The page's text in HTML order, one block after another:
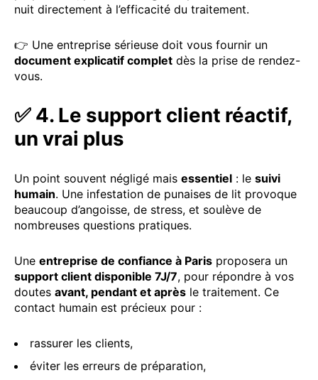
nuit directement à l’efficacité du traitement.
👉 Une entreprise sérieuse doit vous fournir un
document explicatif complet dès la prise de rendez-
vous.
✅ 4. Le support client réactif,
un vrai plus
Un point souvent négligé mais essentiel : le suivi
humain. Une infestation de punaises de lit provoque
beaucoup d’angoisse, de stress, et soulève de
nombreuses questions pratiques.
Une entreprise de confiance à Paris proposera un
support client disponible 7J/7, pour répondre à vos
doutes avant, pendant et après le traitement. Ce
contact humain est précieux pour :
rassurer les clients,
éviter les erreurs de préparation,